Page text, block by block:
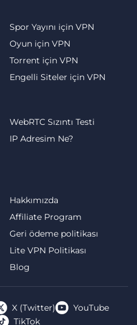
Spor Yayını için VPN
Oyun için VPN
Torrent için VPN
Engelli Siteler için VPN
Hakkımızda
Affiliate Program
Geri ödeme politikası
Lite VPN Politikası
Blog
WebRTC Sızıntı Testi
IP Adresim Ne?
X (Twitter)
YouTube
TikTok